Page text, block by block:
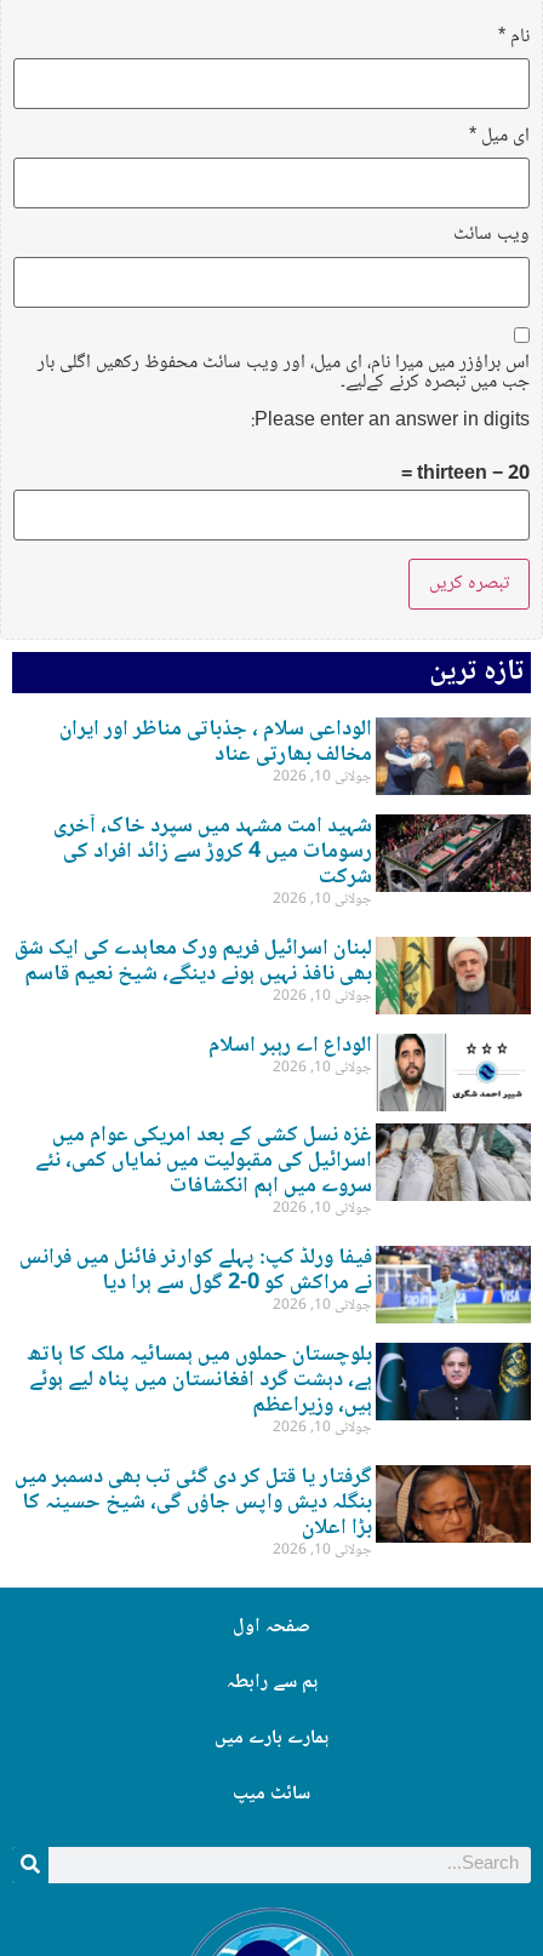
نام*
ای میل*
ویب‌ سائٹ
اس براؤزر میں میرا نام، ای میل، اور ویب سائٹ محفوظ رکھیں اگلی بار
جب میں تبصرہ کرنے کےلیے۔
Please enter an answer in digits:
20 − thirteen =
تازہ ترین
الوداعی سلام ، جذباتی مناظر اور ایران
مخالف بھارتی عناد
جولائی 10, 2026
شہید امت مشہد میں سپرد خاک، آخری
رسومات میں 4 کروڑ سے زائد افراد کی
شرکت
جولائی 10, 2026
لبنان اسرائیل فریم ورک معاہدے کی ایک شق
بھی نافذ نہیں ہونے دینگے، شیخ نعیم قاسم
جولائی 10, 2026
الوداع اے رہبر اسلام
جولائی 10, 2026
غزہ نسل کشی کے بعد امریکی عوام میں
اسرائیل کی مقبولیت میں نمایاں کمی، نئے
سروے میں اہم انکشافات
جولائی 10, 2026
فیفا ورلڈ کپ: پہلے کوارٹر فائنل میں فرانس
نے مراکش کو 0-2 گول سے ہرا دیا
جولائی 10, 2026
بلوچستان حملوں میں ہمسائیہ ملک کا ہاتھ
ہے، دہشت گرد افغانستان میں پناہ لیے ہوئے
ہیں، وزیراعظم
جولائی 10, 2026
گرفتار یا قتل کر دی گئی تب بھی دسمبر میں
بنگلہ دیش واپس جاؤں گی، شیخ حسینہ کا
بڑا اعلان
جولائی 10, 2026
صفحہ اول
ہم سے رابطہ
ہمارے بارے میں
سائٹ میپ